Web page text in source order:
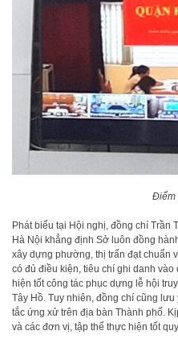
Điểm
Phát biểu tại Hội nghị, đồng chí Trần
Hà Nội khẳng định Sở luôn đồng
xây dựng phường, thị trấn đạt chuẩn
có đủ điều kiện, tiêu chí ghi danh
hiện tốt công tác phục dựng lễ hội
Tây Hồ. Tuy nhiên, đồng chí cũng
tắc ứng xử trên địa bàn Thành phố.
và các đơn vị, tập thể thực hiện tốt